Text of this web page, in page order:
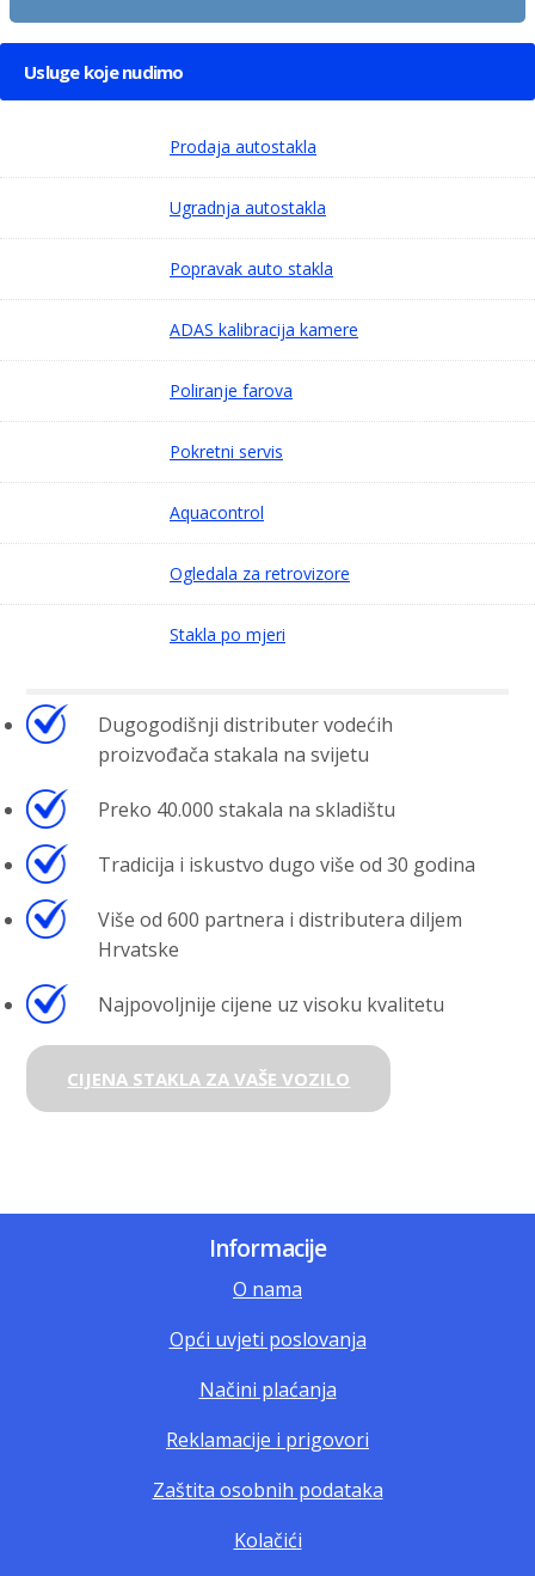
Usluge koje nudimo
Prodaja autostakla
Ugradnja autostakla
Popravak auto stakla
ADAS kalibracija kamere
Poliranje farova
Pokretni servis
Aquacontrol
Ogledala za retrovizore
Stakla po mjeri
Dugogodišnji distributer vodećih
proizvođača stakala na svijetu
Preko 40.000 stakala na skladištu
Tradicija i iskustvo dugo više od 30 godina
Više od 600 partnera i distributera diljem
Hrvatske
Najpovoljnije cijene uz visoku kvalitetu
CIJENA STAKLA ZA VAŠE VOZILO
Informacije
O nama
Opći uvjeti poslovanja
Načini plaćanja
Reklamacije i prigovori
Zaštita osobnih podataka
Kolačići